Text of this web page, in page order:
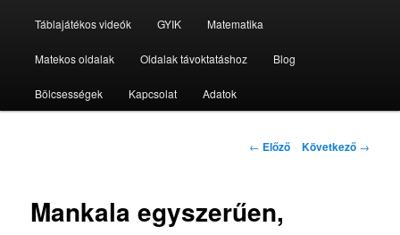
az
elsődleges
tartalomra
Táblajátékos videók GYIK Matematika
Matekos oldalak Oldalak távoktatáshoz Blog
Bölcsességek Kapcsolat Adatok
Bejegyzés
← Előző Következő →
Mankala egyszerűen,